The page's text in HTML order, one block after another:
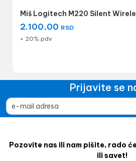
Miš Logitech M220 Silent
2.100,00 RSD
+ 20% pdv
Prijavite se
Pozovite nas ili nam pišite, rado
ili savet!